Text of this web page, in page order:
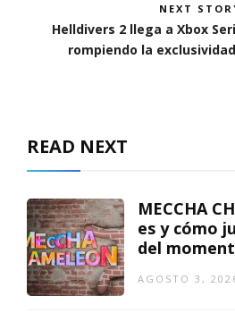
NEXT
Helldivers 2 llega a Xbox
rompiendo la
READ NEXT
MECCHA
es y cómo
del
AGOSTO 3,